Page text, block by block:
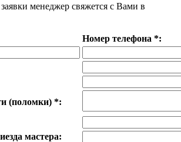
менеджер свяжется с Вами в
Номер телефона *:
(поломки) *:
мастера: